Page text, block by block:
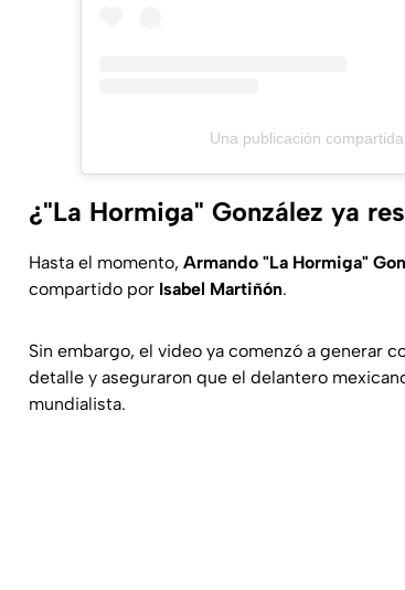
Una publicación
¿"La Hormiga" González ya
Hasta el momento, Armando "La Hormiga"
compartido por Isabel Martiñón.
Sin embargo, el video ya comenzó a generar
detalle y aseguraron que el delantero
mundialista.